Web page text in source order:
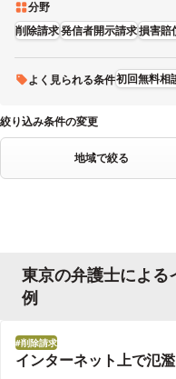
分野
削除請求発信者開示請求損害賠
よく見られる条件初回無料相
絞り込み条件の変更
地域で絞る
東京の弁護士によ
例
削除請求
インターネット上で氾